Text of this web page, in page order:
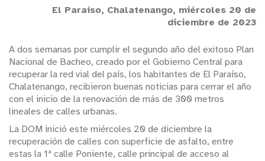
El Paraíso, Chalatenango, miércoles 20 de
diciembre de 2023
A dos semanas por cumplir el segundo año del exitoso Plan
Nacional de Bacheo, creado por el Gobierno Central para
recuperar la red vial del país, los habitantes de El Paraíso,
Chalatenango, recibieron buenas noticias para cerrar el año
con el inicio de la renovación de más de 300 metros
lineales de calles urbanas.
La DOM inició este miércoles 20 de diciembre la
recuperación de calles con superficie de asfalto, entre
estas la 1ª calle Poniente, calle principal de acceso al